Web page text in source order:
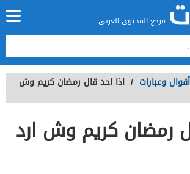
مرجع المحتوى العربي
أقوال وعبارات / اذا احد قال رمضان كريم وش
رمضان كريم وش ارد